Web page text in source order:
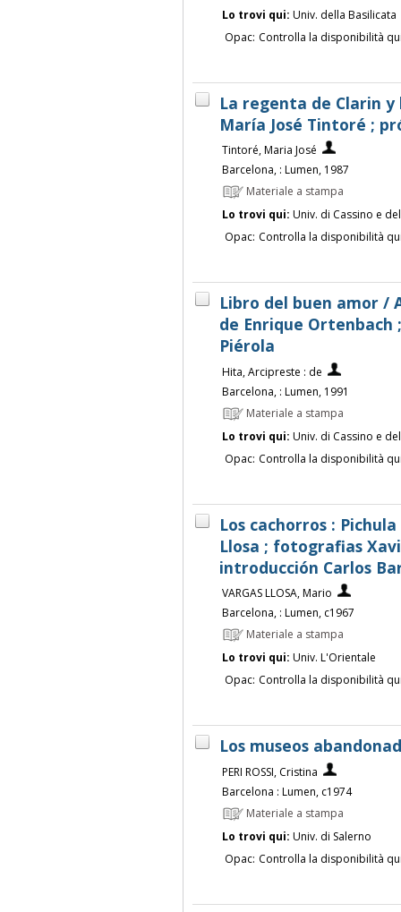
Lo trovi qui: Univ. della Basilicata
Opac: Controlla la disponibilità
La regenta de Clarin
María José Tintoré ;
Tintoré, Maria José
Barcelona, : Lumen, 1987
Materiale a stampa
Lo trovi qui: Univ. di Cassino e
Opac: Controlla la disponibilità
Libro del buen amor /
de Enrique
Piérola
Hita, Arcipreste : de
Barcelona, : Lumen, 1991
Materiale a stampa
Lo trovi qui: Univ. di Cassino e
Opac: Controlla la disponibilità
Los cachorros :
Llosa ; fotografias
introducción Carlos
VARGAS LLOSA, Mario
Barcelona, : Lumen, c1967
Materiale a stampa
Lo trovi qui: Univ. L'Orientale
Opac: Controlla la disponibilità
Los museos
PERI ROSSI, Cristina
Barcelona : Lumen, c1974
Materiale a stampa
Lo trovi qui: Univ. di Salerno
Opac: Controlla la disponibilità